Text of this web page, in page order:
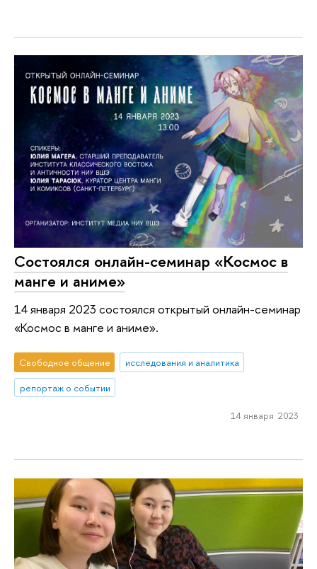
Состоялся онлайн-семинар «Космос в
манге и аниме»
14 января 2023 состоялся открытый онлайн-семинар
«Космос в манге и аниме».
Свободное общение
исследования и аналитика
репортаж о событии
14 января 2023